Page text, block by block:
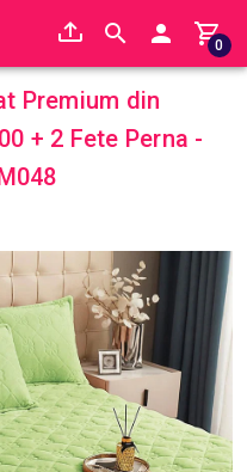
0
Premium din
+ 2 Fete Perna -